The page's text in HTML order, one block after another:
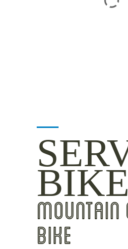
ROVERETO M.BALDO V/GRESTA
BIKE
MOUNTAIN
BIKE